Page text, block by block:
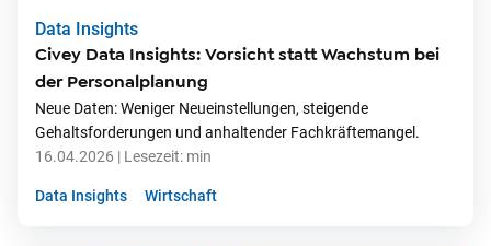
Data Insights
Civey Data Insights: Vorsicht statt Wachstum bei
der Personalplanung
Neue Daten: Weniger Neueinstellungen, steigende
Gehaltsforderungen und anhaltender Fachkräftemangel.
16.04.2026 | Lesezeit: min
Data Insights Wirtschaft